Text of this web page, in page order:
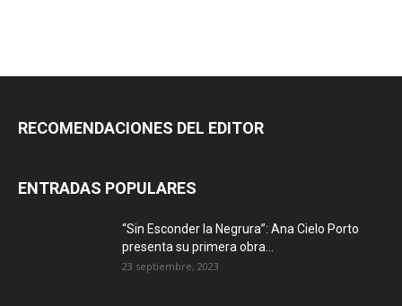
RECOMENDACIONES DEL EDITOR
ENTRADAS POPULARES
“Sin Esconder la Negrura”: Ana Cielo Porto
presenta su primera obra...
23 septiembre, 2023